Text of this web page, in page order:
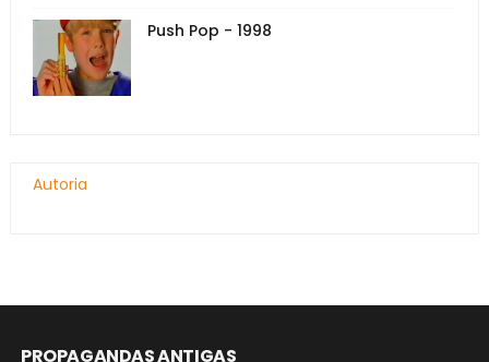
Push Pop - 1998
Autoria
PROPAGANDAS ANTIGAS